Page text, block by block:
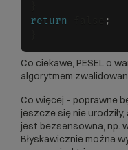
return
;
Co ciekawe, PESEL o
algorytmem
Co więcej – poprawne
jeszcze się nie
jest bezsensowna, np.
Błyskawicznie można